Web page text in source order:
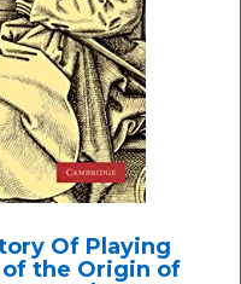
Of Playing
the Origin of